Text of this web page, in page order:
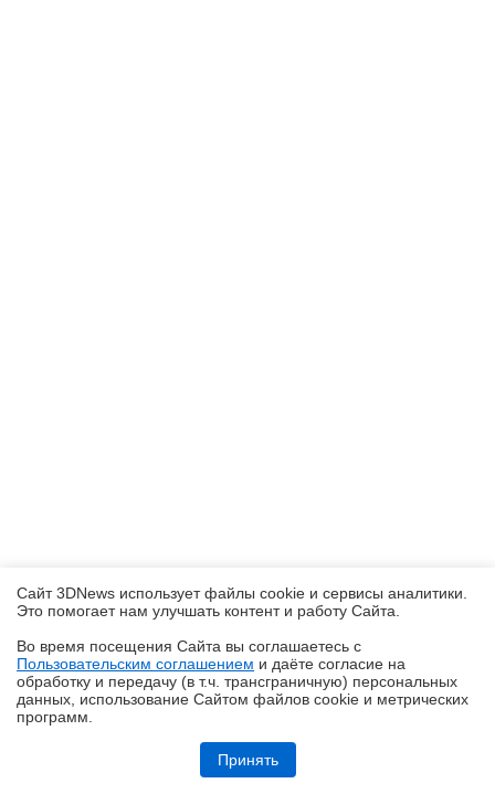
Обзор «малолитражного суперкомпьютера» MSI EdgeXpert MS-C931
Сайт 3DNews использует файлы cookie и сервисы аналитики.
Это помогает нам улучшать контент и работу Cайта.
Во время посещения Cайта вы соглашаетесь с
Пользовательским соглашением и даёте согласие на
обработку и передачу (в т.ч. трансграничную) персональных
данных, использование Cайтом файлов cookie и метрических
программ.
Принять